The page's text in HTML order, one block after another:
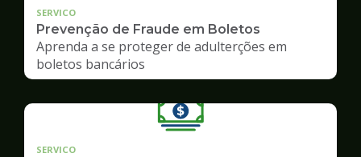
SERVICO
Prevenção de Fraude em Boletos
Aprenda a se proteger de adulterções em
boletos bancários
SERVICO